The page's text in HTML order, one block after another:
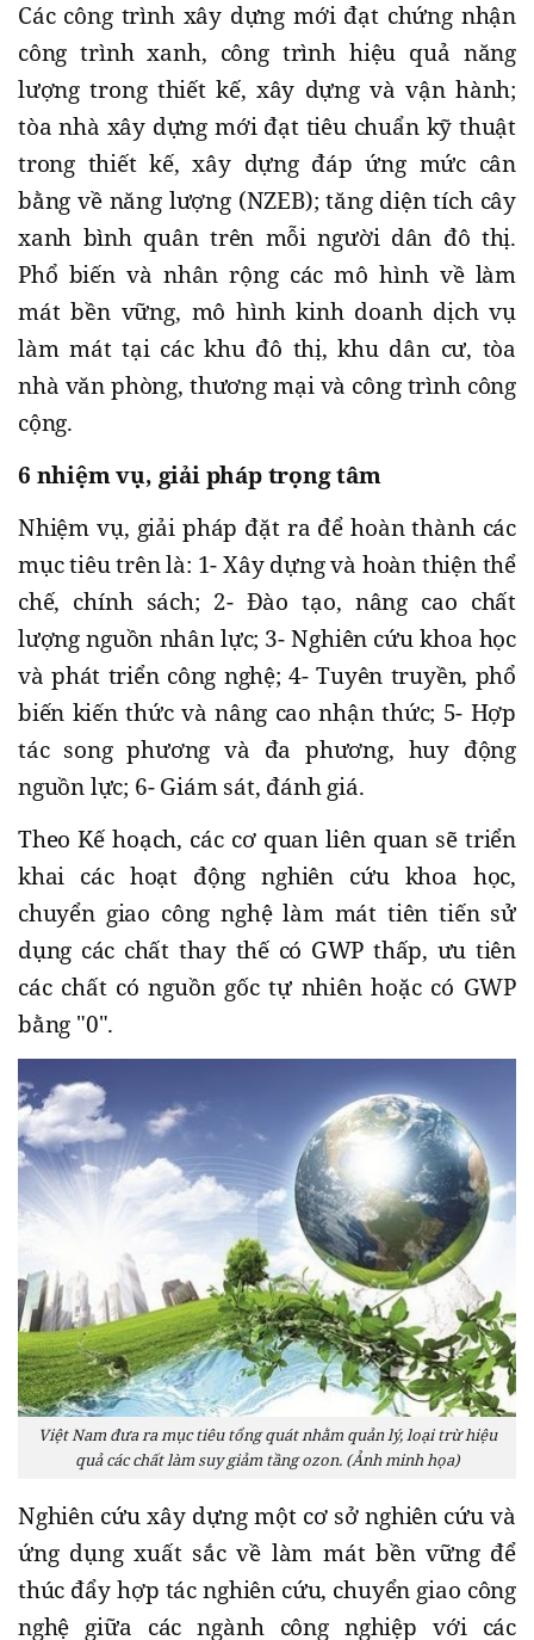
Các công trình xây dựng mới đạt chứng nhận
công trình xanh, công trình hiệu quả năng
lượng trong thiết kế, xây dựng và vận hành;
tòa nhà xây dựng mới đạt tiêu chuẩn kỹ thuật
trong thiết kế, xây dựng đáp ứng mức cân
bằng về năng lượng (NZEB); tăng diện tích cây
xanh bình quân trên mỗi người dân đô thị.
Phổ biến và nhân rộng các mô hình về làm
mát bền vững, mô hình kinh doanh dịch vụ
làm mát tại các khu đô thị, khu dân cư, tòa
nhà văn phòng, thương mại và công trình công
cộng.
6 nhiệm vụ, giải pháp trọng tâm
Nhiệm vụ, giải pháp đặt ra để hoàn thành các
mục tiêu trên là: 1- Xây dựng và hoàn thiện thể
chế, chính sách; 2- Đào tạo, nâng cao chất
lượng nguồn nhân lực; 3- Nghiên cứu khoa học
và phát triển công nghệ; 4- Tuyên truyền, phổ
biến kiến thức và nâng cao nhận thức; 5- Hợp
tác song phương và đa phương, huy động
nguồn lực; 6- Giám sát, đánh giá.
Theo Kế hoạch, các cơ quan liên quan sẽ triển
khai các hoạt động nghiên cứu khoa học,
chuyển giao công nghệ làm mát tiên tiến sử
dụng các chất thay thế có GWP thấp, ưu tiên
các chất có nguồn gốc tự nhiên hoặc có GWP
bằng "0".
Việt Nam đưa ra mục tiêu tổng quát nhằm quản lý, loại trừ hiệu
quả các chất làm suy giảm tầng ozon. (Ảnh minh họa)
Nghiên cứu xây dựng một cơ sở nghiên cứu và
ứng dụng xuất sắc về làm mát bền vững để
thúc đẩy hợp tác nghiên cứu, chuyển giao công
nghệ giữa các ngành công nghiệp với các